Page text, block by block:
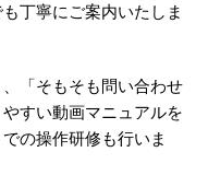
丁寧にご案内いたしま
「そもそも問い合わせ
すい動画マニュアルを
の操作研修も行いま